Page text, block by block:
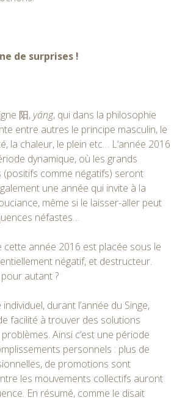
de surprises !
阳,yáng, qui dans la philosophie
entre autres le principe masculin, le
la chaleur, le plein etc… L’année 2016
dynamique, où les grands
(positifs comme négatifs) seront
une année qui invite à la
même si le laisser-aller peut
néfastes…
cette année 2016 est placée sous le
négatif, et destructeur.
pour autant ?
individuel, durant l’année du Singe,
facilité à trouver des solutions
Ainsi c’est une période
personnels : plus de
de promotions sont
les mouvements collectifs auront
En résumé, comme le disait